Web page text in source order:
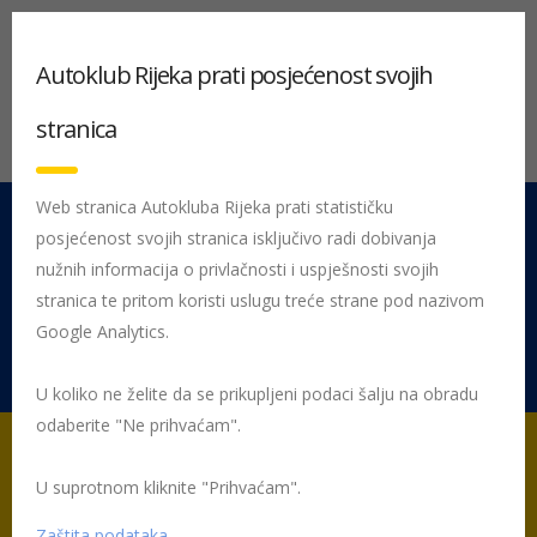
051 212 442 Centrala
Pon - Pet 08:00 - 16:00
Rujevica 9/1, 51000 Rijeka
Početna Usluge
Autoklub Rijeka prati posjećenost svojih
stranica
Web stranica Autokluba Rijeka prati statističku
posjećenost svojih stranica isključivo radi dobivanja
nužnih informacija o privlačnosti i uspješnosti svojih
stranica te pritom koristi uslugu treće strane pod nazivom
Google Analytics.
U koliko ne želite da se prikupljeni podaci šalju na obradu
odaberite "Ne prihvaćam".
U suprotnom kliknite "Prihvaćam".